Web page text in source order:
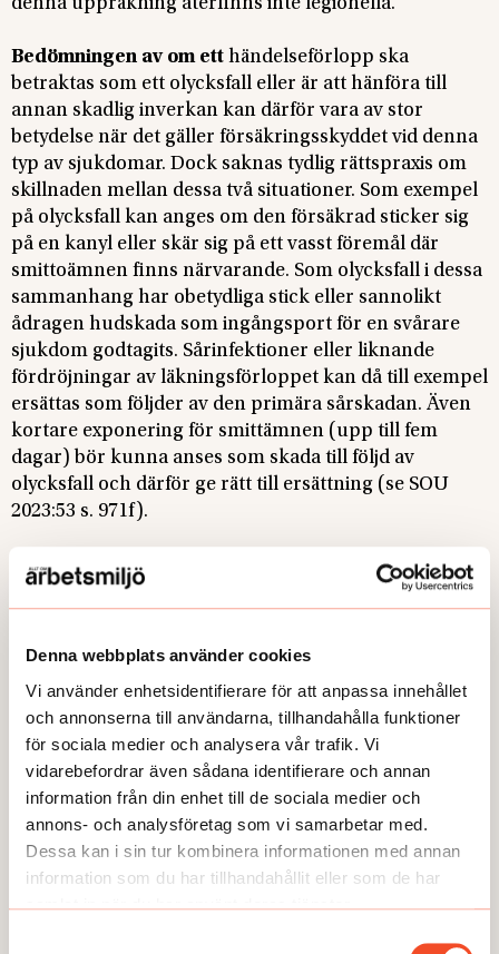
Denna webbplats använder cookies
Vi använder enhetsidentifierare för att anpassa innehållet
och annonserna till användarna, tillhandahålla funktioner
för sociala medier och analysera vår trafik. Vi
vidarebefordrar även sådana identifierare och annan
information från din enhet till de sociala medier och
annons- och analysföretag som vi samarbetar med.
Dessa kan i sin tur kombinera informationen med annan
information som du har tillhandahållit eller som de har
samlat in när du har använt deras tjänster.
denna uppräkning återfinns inte legionella.
Bedömningen av om ett händelseförlopp ska
betraktas som ett olycksfall eller är att hänföra till
annan skadlig inverkan kan därför vara av stor
betydelse när det gäller försäkringsskyddet vid denna
typ av sjukdomar. Dock saknas tydlig rättspraxis om
skillnaden mellan dessa två situationer. Som exempel
på olycksfall kan anges om den försäkrad sticker sig
på en kanyl eller skär sig på ett vasst föremål där
smittoämnen finns närvarande. Som olycksfall i dessa
sammanhang har obetydliga stick eller sannolikt
ådragen hudskada som ingångsport för en svårare
sjukdom godtagits. Sårinfektioner eller liknande
fördröjningar av läkningsförloppet kan då till exempel
ersättas som följder av den primära sårskadan. Även
kortare exponering för smittämnen (upp till fem
dagar) bör kunna anses som skada till följd av
olycksfall och därför ge rätt till ersättning (se SOU
2023:53 s. 971f).
Sammanfattningsvis
ersätts inte legionella som
arbetsskada om det inte har samband med ett
fall, men det är i så fall en fråga som måste förhandlas
//Johan Holm, Juris doktor och lektor i
rättsvetenskap
Foto:Adobe Stock
Publicerad:2023-12-04